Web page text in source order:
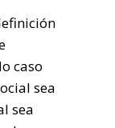
caso
sea
sea